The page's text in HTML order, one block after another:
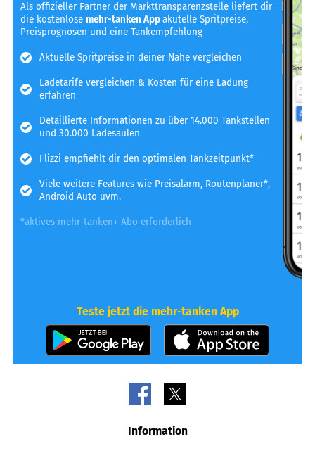
Als offizieller Partner der Markttransparenzstelle liefert dir
die kostenlosemehr-tanken Appakutelle Spritpreise,
Preisprognosen und eine Tankempfehlung
Aktuelle Spritpreise in deiner Nähe vergleichen
Ladetarife vergleichen & Kosten für eine Ladung
erfahren
Detaillierte Informationen zu über 14.000 Tankstellen
und 30.000 Ladesäulen
Flizzi empfiehlt dir den optimalen Tankzeitpunkt*
Viele weitere Features wie Preisalarm, Routenplaner*,
Android Auto uvm.
*aktives mehr-tanken+ Abo erforderlich
Teste jetzt die mehr-tanken App
Information